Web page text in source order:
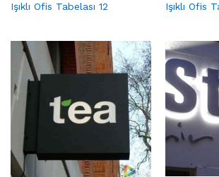
Işıklı Ofis Tabelası 12 Işıklı Ofis